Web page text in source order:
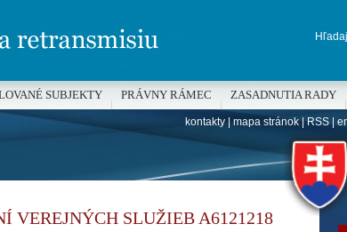
VEREJNÝCH SLUŽIEB A6121218
SUBJEKTY PRÁVNY RÁMEC ZASADNUTIA RADY
kontakty| mapa stránok|RSS|